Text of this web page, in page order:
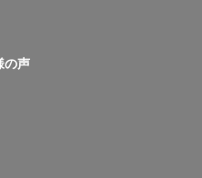
の声